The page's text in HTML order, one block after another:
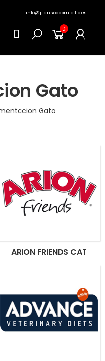
info@piensoadomicilio.es
0
Gato
Gato
ARION FRIENDS CAT